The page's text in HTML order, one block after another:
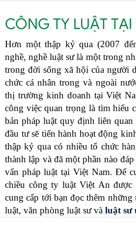
CÔNG TY LUẬT
Hơn một thập kỷ qua (2007
nghề, nghề luật sư là một trong
trong đời sống xã hội của người
chức cá nhân trong và ngoài
thị trường kinh doanh tại Việt
công việc quan trọng là tìm hiểu
bản pháp luật quy định liên
đầu tư sẽ tiến hành hoạt động
thập kỷ qua có nhiều tổ chức
thành lập và đã một phần nào
vấn pháp luật tại Việt Nam. Để
chiều công ty luật Việt An được
cung cấp tới bạn đọc thêm
luật, văn phòng luật sư và luật sư